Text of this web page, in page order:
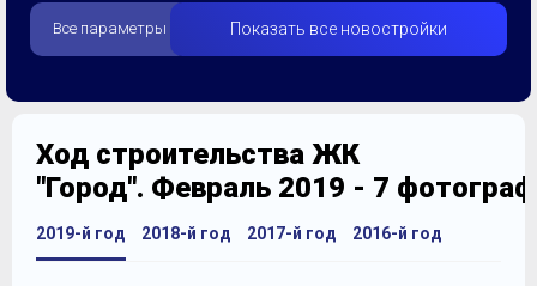
Все параметры Показать все новостройки
Ход строительства ЖК
"Город". Февраль 2019 - 7
2019-й год 2018-й год 2017-й год 2016-й год